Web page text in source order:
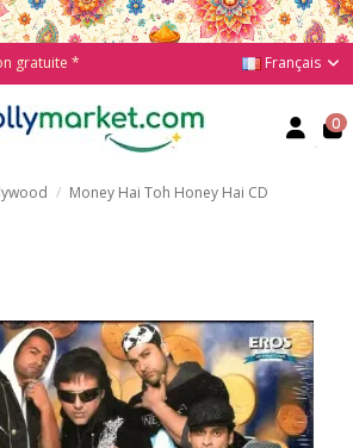
gratuite * Français
0
Money Hai Toh Honey Hai CD